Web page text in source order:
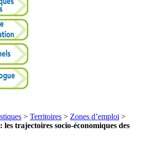
> Territoires > Zones d’emploi >
trajectoires socio-économiques des